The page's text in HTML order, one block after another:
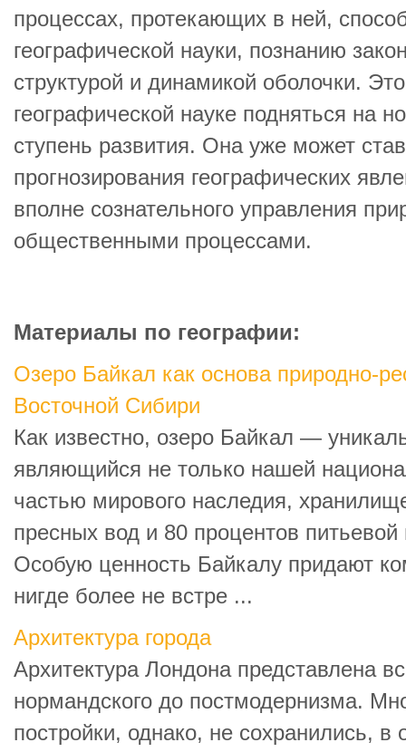
процессах, протекающих в ней,
географической науки, познанию
структурой и динамикой оболочки.
географической науке подняться на
ступень развития. Она уже может
прогнозирования географических
вполне сознательного управления
общественными процессами.
Материалы по географии:
Озеро Байкал как основа природно-
Восточной Сибири
Как известно, озеро Байкал —
являющийся не только нашей
частью мирового наследия,
пресных вод и 80 процентов
Особую ценность Байкалу придают
нигде более не встре ...
Архитектура города
Архитектура Лондона представлена
нормандского до постмодернизма.
постройки, однако, не сохранились, в